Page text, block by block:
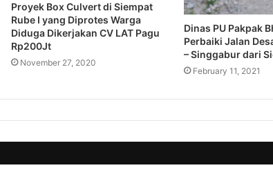
Proyek Box Culvert di Siempat
Rube I yang Diprotes Warga
Diduga Dikerjakan CV LAT Pagu
Rp200Jt
November 27, 2020
Dinas PU Pakpak
Perbaiki Jalan
– Singgabur dari
February 11, 2021